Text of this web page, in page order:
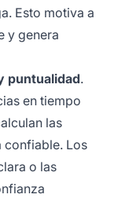
Esto motiva a
y genera
puntualidad.
en tiempo
las
confiable. Los
o las